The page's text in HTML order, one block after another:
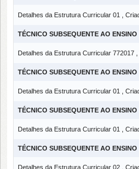
Detalhes da Estrutura Curricular 01 ,
TÉCNICO SUBSEQUENTE AO
Detalhes da Estrutura Curricular 772017
TÉCNICO SUBSEQUENTE AO
Detalhes da Estrutura Curricular 01 ,
TÉCNICO SUBSEQUENTE AO
Detalhes da Estrutura Curricular 01 ,
TÉCNICO SUBSEQUENTE AO
Detalhes da Estrutura Curricular 02 ,